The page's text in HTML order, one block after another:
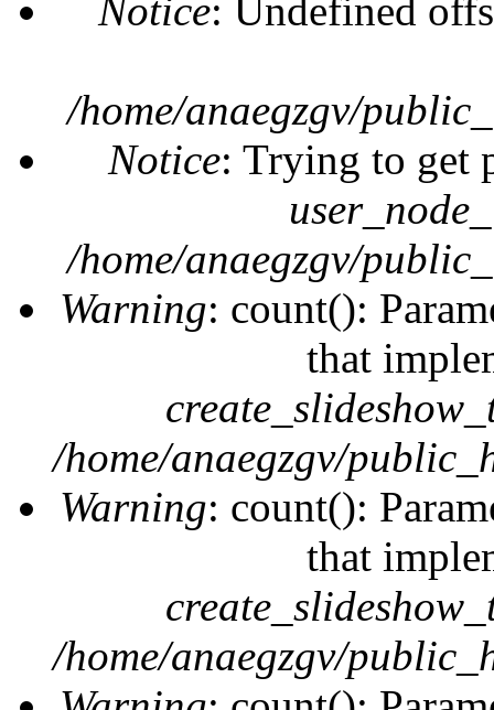
Notice: Undefined
/home/anaegzgv/
Notice: Trying to get
/home/anaegzgv/
Warning: count():
that
/home/anaegzgv/
Warning: count():
that
/home/anaegzgv/